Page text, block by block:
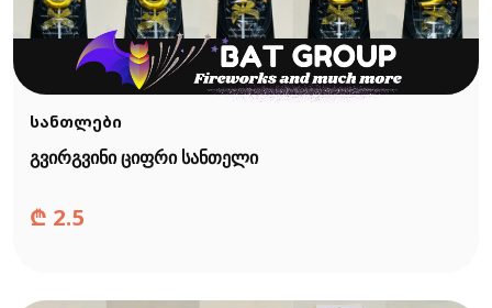
სანთლები
გვირგვინი ციფრი სანთელი
₾ 2.5